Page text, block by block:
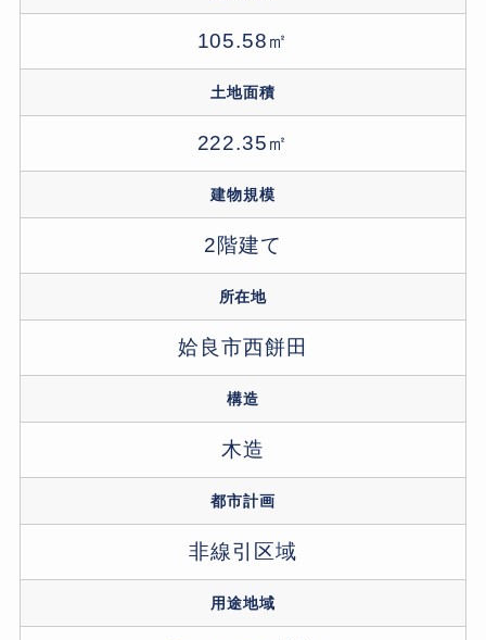
105.58㎡
土地面積
222.35㎡
建物規模
2階建て
所在地
姶良市西餅田
構造
木造
都市計画
非線引区域
用途地域